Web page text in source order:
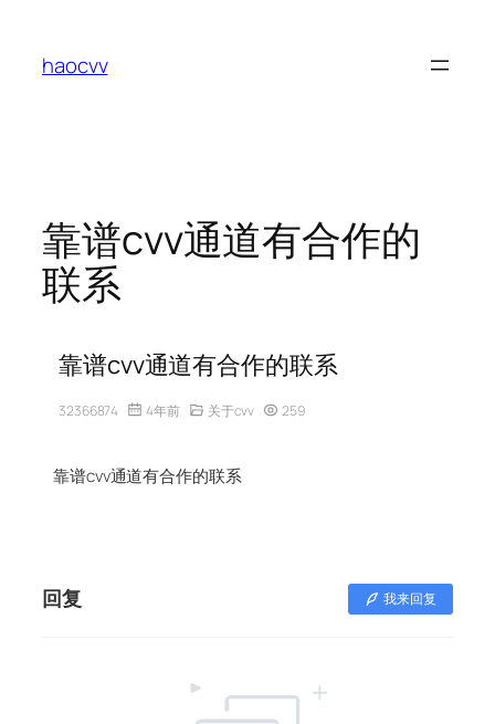
haocvv
靠谱cvv通道有合作的
联系
靠谱cvv通道有合作的联系
32366874 4年前 关于cvv 259
靠谱cvv通道有合作的联系
回复 我来回复